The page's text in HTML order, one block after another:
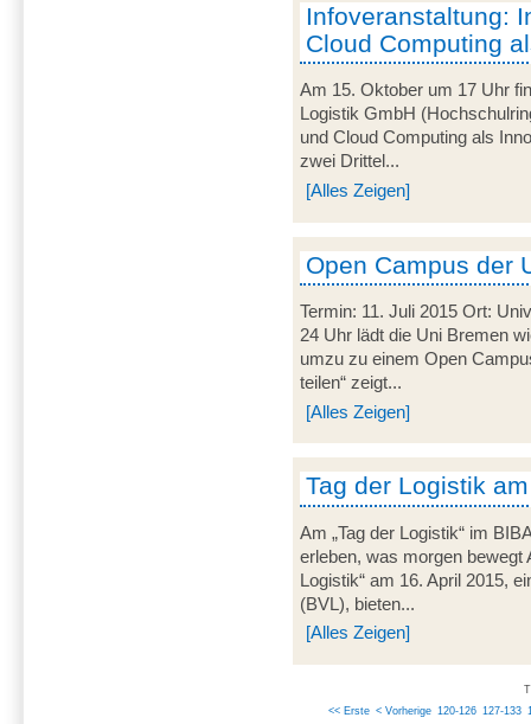
Infoveranstaltung:
Cloud Computing
Am 15. Oktober um 17 Uhr
Logistik GmbH
und Cloud Computing als
zwei Drittel...
[Alles Zeigen]
Open Campus der
Termin: 11. Juli 2015 Ort:
24 Uhr lädt die Uni Bremen
umzu zu einem Open
teilen“ zeigt...
[Alles Zeigen]
Tag der Logistik
Am „Tag der Logistik“ im
erleben, was morgen bewegt
Logistik“ am 16. April 2015,
(BVL), bieten...
[Alles Zeigen]
<< Erste < Vorherige 120-126 127-133